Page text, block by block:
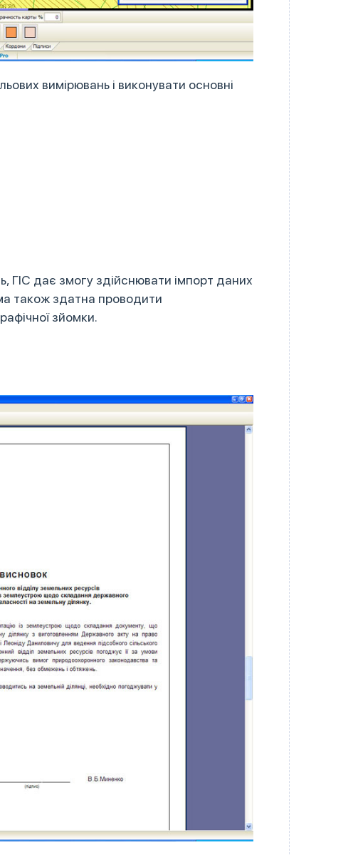
вимірювань і виконувати основні
ГІС дає змогу здійснювати імпорт даних
також здатна проводити
зйомки.